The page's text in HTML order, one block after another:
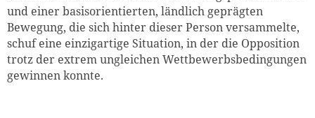
und einer basisorientierten, ländlich geprägten
Bewegung, die sich hinter dieser Person versammelte,
schuf eine einzigartige Situation, in der die Opposition
trotz der extrem ungleichen Wettbewerbsbedingungen
gewinnen konnte.